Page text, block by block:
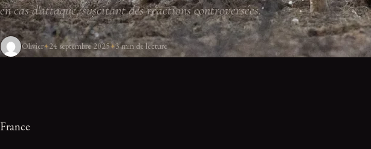
en cas d'attaque, suscitant des réactions controversées.
Olivier 24 septembre 2025 3 min de lecture
France